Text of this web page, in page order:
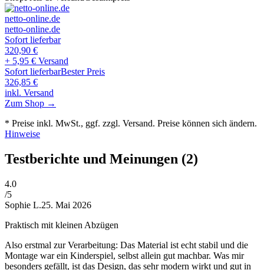
netto-online.de
netto-online.de
Sofort lieferbar
320,90 €
+ 5,95 € Versand
Sofort lieferbarBester Preis
326,85 €
inkl. Versand
Zum Shop →
* Preise inkl. MwSt., ggf. zzgl. Versand. Preise können sich ändern.
Hinweise
Testberichte und Meinungen (2)
4.0
/5
Sophie L.25. Mai 2026
Praktisch mit kleinen Abzügen
Also erstmal zur Verarbeitung: Das Material ist echt stabil und die
Montage war ein Kinderspiel, selbst allein gut machbar. Was mir
besonders gefällt, ist das Design, das sehr modern wirkt und gut in